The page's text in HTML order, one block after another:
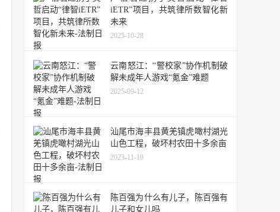
iETR”项目，共筑律所数智化新
未来
2025-10-28
云南怒江：“警校家”协作机制破
解未成年人游戏“氪金”难题
2025-09-12
汕尾市海丰县黄羌镇虎噉村湖光
山色工程，破坏村农田十多余亩
2023-11-10
陈百强为什么有儿子，陈百强有
儿子和女儿吗